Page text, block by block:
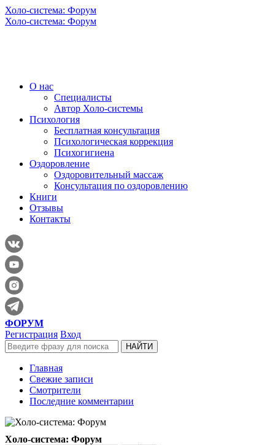
Холо-система: Форум
Холо-система: Форум
О нас
Специалисты
Автор Холо-системы
Психология
Бесплатная консультация
Психологическая коррекция
Психогигиена
Оздоровление
Оздоровительный массаж
Консультация по оздоровлению
Книги
Отзывы
Контакты
ФОРУМ
Регистрация Вход
Главная
Свежие записи
Смотрители
Последние комментарии
Холо-система: Форум